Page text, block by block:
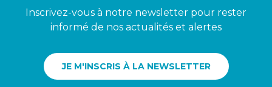
Inscrivez-vous à notre newsletter pour rester
informé de nos actualités et alertes
JE M'INSCRIS À LA NEWSLETTER